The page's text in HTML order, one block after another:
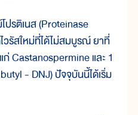
ติเนส (Proteinase
วรัสใหม่ที่ได้ไม่สมบูรณ์ ยาที่
Castanospermine และ 1
- DNJ) ปัจจุบันนี้ได้เริ่ม